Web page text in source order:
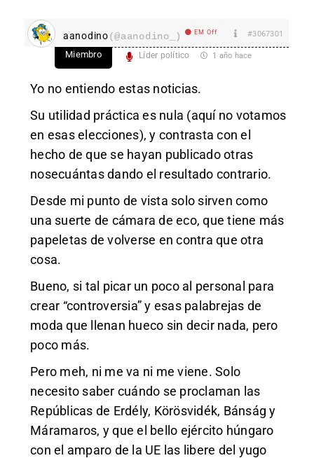
aanodino(@aanodino_) EM Off #3067301
Miembro Líder político 1 año hace
Yo no entiendo estas noticias.
Su utilidad práctica es nula (aquí no votamos
en esas elecciones), y contrasta con el
hecho de que se hayan publicado otras
nosecuántas dando el resultado contrario.
Desde mi punto de vista solo sirven como
una suerte de cámara de eco, que tiene más
papeletas de volverse en contra que otra
cosa.
Bueno, si tal picar un poco al personal para
crear “controversia” y esas palabrejas de
moda que llenan hueco sin decir nada, pero
poco más.
Pero meh, ni me va ni me viene. Solo
necesito saber cuándo se proclaman las
Repúblicas de Erdély, Körösvidék, Bánság y
Máramaros, y que el bello ejército húngaro
con el amparo de la UE las libere del yugo